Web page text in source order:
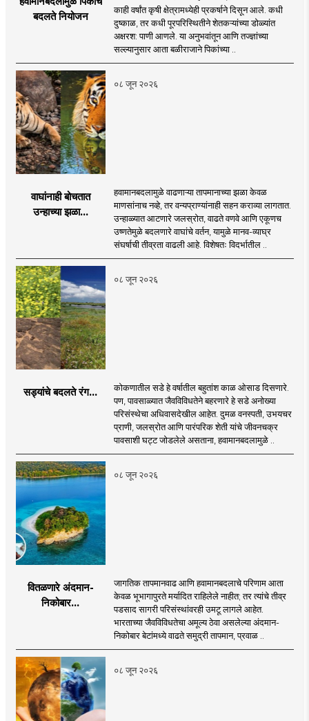
बदलते नियोजन
काही वर्षांत कृषी क्षेत्रामध्येही प्रकर्षाने दिसून आले. कधी
दुष्काळ, तर कधी पूरपरिस्थितीने शेतकऱ्यांच्या डोळ्यांत
अक्षरश: पाणी आणले. या अनुभवांतून आणि तज्ज्ञांच्या
सल्ल्यानुसार आता बळीराजाने पिकांच्या ..
०८ जून २०२६
वाघांनाही बोचतात
उन्हाच्या झळा...
हवामानबदलामुळे वाढणाऱ्या तापमानाच्या झळा केवळ
माणसांनाच नव्हे, तर वन्यप्राण्यांनाही सहन कराव्या लागतात.
उन्हाळ्यात आटणारे जलस्रोत, वाढते वणवे आणि एकूणच
उष्णतेमुळे बदलणारे वाघांचे वर्तन, यामुळे मानव-व्याघ्र
संघर्षाची तीव्रता वाढली आहे. विशेषतः विदर्भातील ..
०८ जून २०२६
सड्यांचे बदलते रंग...
कोकणातील सडे हे वर्षातील बहुतांश काळ ओसाड दिसणारे.
पण, पावसाळ्यात जैवविविधतेने बहरणारे हे सडे अनोख्या
परिसंस्थेचा अधिवासदेखील आहेत. दुमळ वनस्पती, उभयचर
प्राणी, जलस्रोत आणि पारंपरिक शेती यांचे जीवनचक्र
पावसाशी घट्ट जोडलेले असताना, हवामानबदलामुळे ..
०८ जून २०२६
वितळणारे अंदमान-
निकोबार...
जागतिक तापमानवाढ आणि हवामानबदलाचे परिणाम आता
केवळ भूभागापुरते मर्यादित राहिलेले नाहीत; तर त्यांचे तीव्र
पडसाद सागरी परिसंस्थांवरही उमटू लागले आहेत.
भारताच्या जैवविविधतेचा अमूल्य ठेवा असलेल्या अंदमान-
निकोबार बेटांमध्ये वाढते समुद्री तापमान, प्रवाळ ..
०८ जून २०२६